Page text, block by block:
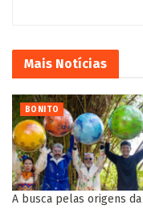
Mais Notícias
BONITO
A busca pelas origens